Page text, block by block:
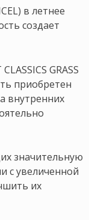
в летнее
создает
GRASS
приобретен
внутренних
значительную
с увеличенной
их